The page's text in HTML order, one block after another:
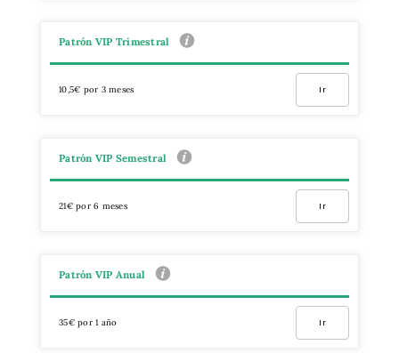
Patrón VIP Trimestral
10,5€ por 3 meses Ir
Patrón VIP Semestral
21€ por 6 meses Ir
Patrón VIP Anual
35€ por 1 año Ir